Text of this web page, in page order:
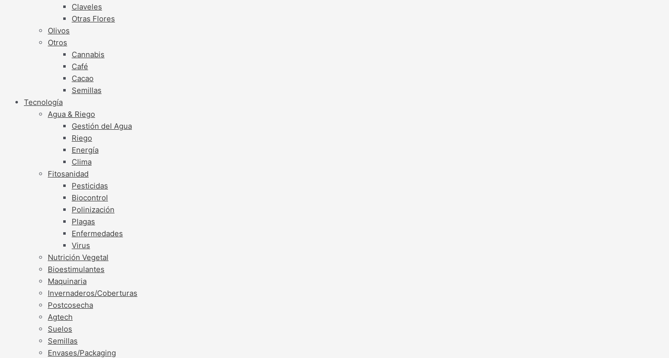
Claveles
Otras Flores
Olivos
Otros
Cannabis
Café
Cacao
Semillas
Tecnología
Agua & Riego
Gestión del Agua
Riego
Energía
Clima
Fitosanidad
Pesticidas
Biocontrol
Polinización
Plagas
Enfermedades
Virus
Nutrición Vegetal
Bioestimulantes
Maquinaria
Invernaderos/Coberturas
Postcosecha
Agtech
Suelos
Semillas
Envases/Packaging